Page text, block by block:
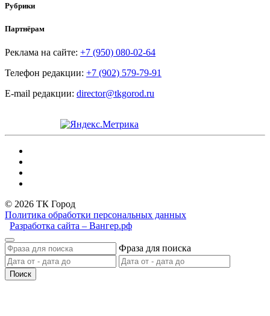
Рубрики
Партнёрам
Реклама на сайте: +7 (950) 080-02-64
Телефон редакции: +7 (902) 579-79-91
E-mail редакции: director@tkgorod.ru
© 2026 ТК Город
Политика обработки персональных данных
Разработка сайта – Вангер.рф
Фраза для поиска
Поиск